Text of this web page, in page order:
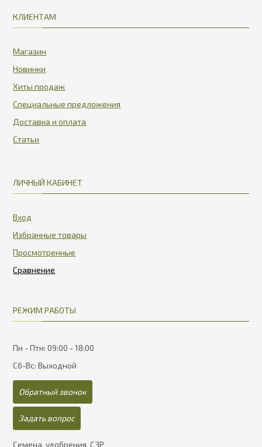
КЛИЕНТАМ
Магазин
Новинки
Хиты продаж
Специальные предложения
Доставка и оплата
Статьи
ЛИЧНЫЙ КАБИНЕТ
Вход
Избранные товары
Просмотренные
РЕЖИМ РАБОТЫ
Пн - Птн: 09:00 - 18:00
Сб-Вс: Выходной
Обратный звонок
Задать вопрос
Семена, удобрения, СЗР